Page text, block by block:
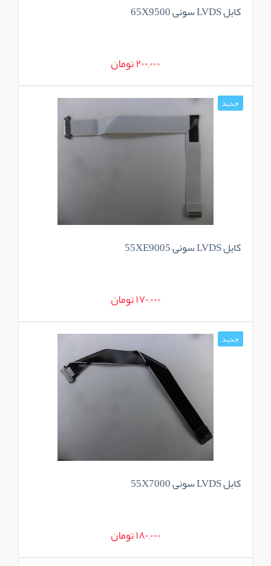
کابل LVDS سونی 65X9500
200,000 تومان
جدید
کابل LVDS سونی 55XE9005
170,000 تومان
جدید
کابل LVDS سونی 55X7000
180,000 تومان